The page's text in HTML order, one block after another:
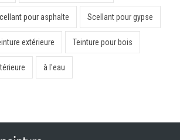
pour asphalte Scellant pour gypse
extérieure Teinture pour bois
à l'eau